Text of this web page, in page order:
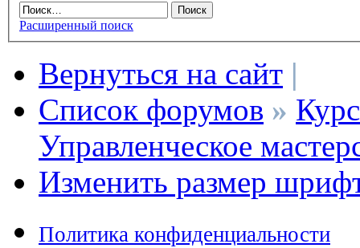
Расширенный поиск
Вернуться на сайт |
Список форумов »
Управленческое
Изменить размер
Политика конфиденциальности